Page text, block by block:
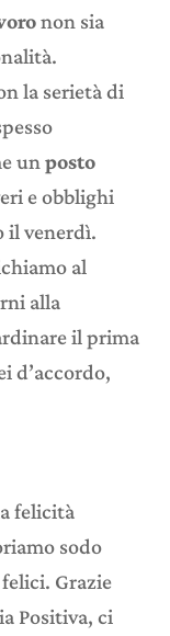
non sia
la serietà di
unposto
e obblighi
il venerdì.
al
alla
il prima
d’accordo,
felicità
sodo
Grazie
Positiva, ci